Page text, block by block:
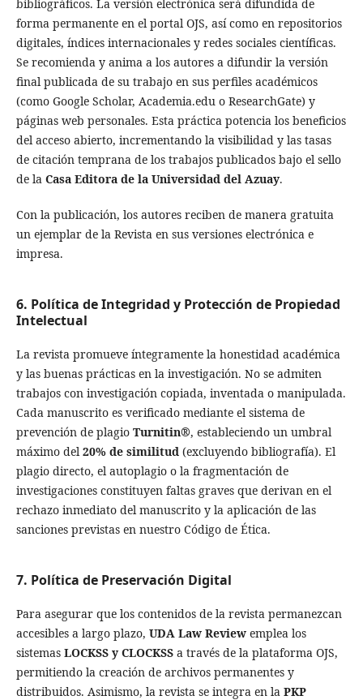
bibliográficos. La versión electrónica será difundida de
forma permanente en el portal OJS, así como en repositorios
digitales, índices internacionales y redes sociales científicas.
Se recomienda y anima a los autores a difundir la versión
final publicada de su trabajo en sus perfiles académicos
(como Google Scholar, Academia.edu o ResearchGate) y
páginas web personales. Esta práctica potencia los beneficios
del acceso abierto, incrementando la visibilidad y las tasas
de citación temprana de los trabajos publicados bajo el sello
de la Casa Editora de la Universidad del Azuay.
Con la publicación, los autores reciben de manera gratuita
un ejemplar de la Revista en sus versiones electrónica e
impresa.
6. Política de Integridad y Protección de Propiedad
Intelectual
La revista promueve íntegramente la honestidad académica
y las buenas prácticas en la investigación. No se admiten
trabajos con investigación copiada, inventada o manipulada.
Cada manuscrito es verificado mediante el sistema de
prevención de plagio Turnitin®, estableciendo un umbral
máximo del20% de similitud(excluyendo bibliografía). El
plagio directo, el autoplagio o la fragmentación de
investigaciones constituyen faltas graves que derivan en el
rechazo inmediato del manuscrito y la aplicación de las
sanciones previstas en nuestro Código de Ética.
7. Política de Preservación Digital
Para asegurar que los contenidos de la revista permanezcan
accesibles a largo plazo, UDA Law Reviewemplea los
sistemas LOCKSS y CLOCKSSa través de la plataforma OJS,
permitiendo la creación de archivos permanentes y
distribuidos. Asimismo, la revista se integra en la PKP